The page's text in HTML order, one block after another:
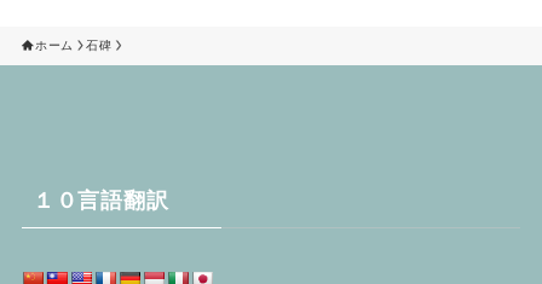
ホーム 石碑
１０言語翻訳